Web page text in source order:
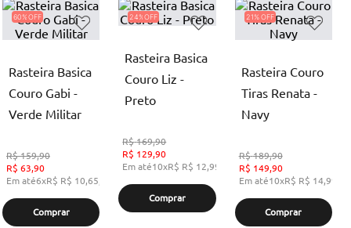
60%
Rasteira Basica
Couro Gabi -
Verde Militar
R$159,90
R$ 63,90
Em até6xR$ R$ 10,65
Comprar
24%
Rasteira Basica
Couro Liz -
Preto
R$169,90
R$ 129,90
Em até10xR$ R$ 12,99 sem juros
Comprar
21%
Rasteira Couro
Tiras Renata -
Navy
R$189,90
R$ 149,90
Em até10xR$ R$ 14,99
Comprar